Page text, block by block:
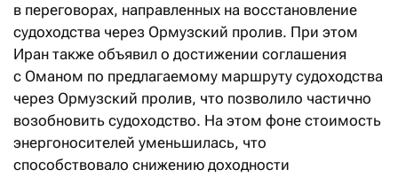
в переговорах, направленных на восстановление
судоходства через Ормузский пролив. При этом
Иран также объявил о достижении соглашения
с Оманом по предлагаемому маршруту судоходства
через Ормузский пролив, что позволило частично
возобновить судоходство. На этом фоне стоимость
энергоносителей уменьшилась, что
способствовало снижению доходности